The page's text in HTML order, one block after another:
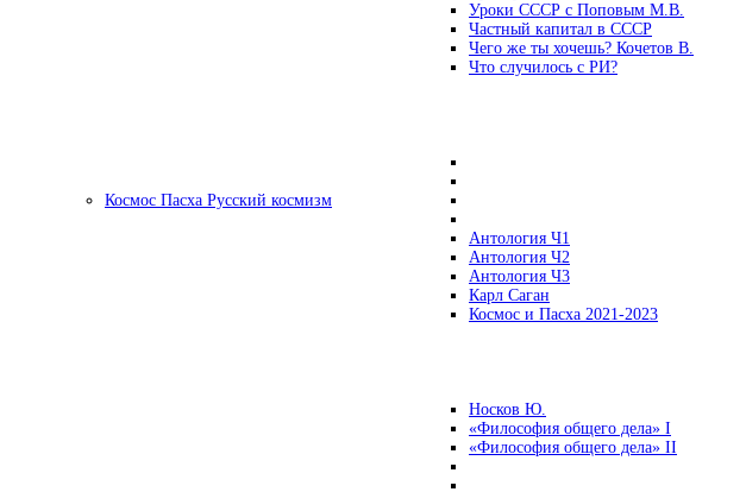
Уроки СССР с Поповым М.В.
Частный капитал в СССР
Чего же ты хочешь? Кочетов В.
Что случилось с РИ?
Космос Пасха Русский космизм
Антология Ч1
Антология Ч2
Антология Ч3
Карл Саган
Космос и Пасха 2021-2023
Носков Ю.
«Философия общего дела» I
«Философия общего дела» II